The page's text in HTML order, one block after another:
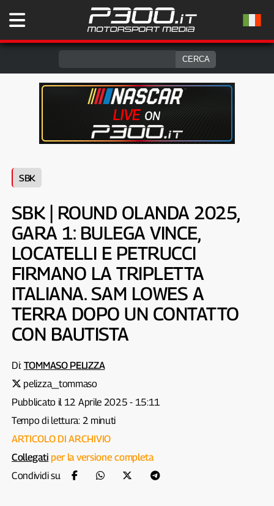
SBK
SBK | ROUND OLANDA 2025,
GARA 1: BULEGA VINCE,
LOCATELLI E PETRUCCI
FIRMANO LA TRIPLETTA
ITALIANA. SAM LOWES A
TERRA DOPO UN CONTATTO
CON BAUTISTA
Di: TOMMASO PELIZZA
pelizza_tommaso
Pubblicato il 12 Aprile 2025 - 15:11
Tempo di lettura: 2 minuti
ARTICOLO DI ARCHIVIO
Collegati per la versione completa
Condividi su